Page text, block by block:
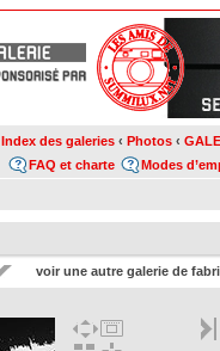
Index des galeries ‹ Photos ‹
Modes
FAQ et charte
voir une autre galerie de